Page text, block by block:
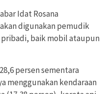
Idat Rosana
digunakan pemudik
baik mobil ataupun
persen sementara
menggunakan kendaraan